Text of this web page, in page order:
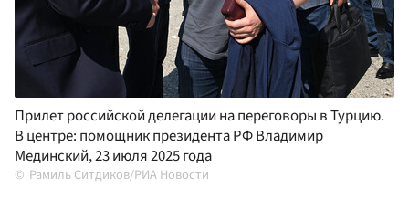
Прилет российской делегации на переговоры в Турцию.
В центре: помощник президента РФ Владимир
Мединский, 23 июля 2025 года
Рамиль Ситдиков/РИА Новости